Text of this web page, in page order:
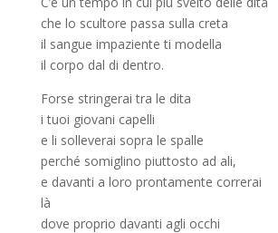
che lo scultore passa sulla creta
il sangue impaziente ti modella
il corpo dal di dentro.
Forse stringerai tra le dita
i tuoi giovani capelli
e li solleverai sopra le spalle
perché somiglino piuttosto ad ali,
e davanti a loro prontamente correrai
là
dove proprio davanti agli occhi